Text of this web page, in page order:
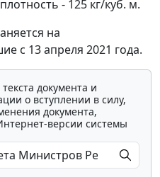
- 125 кг/куб. м.
на
с 13 апреля 2021 года.
документа и
о вступлении в силу,
документа,
версии системы